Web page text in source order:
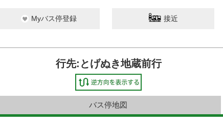
Myバス停登録 接近
行先:とげぬき地蔵前行
バス停地図